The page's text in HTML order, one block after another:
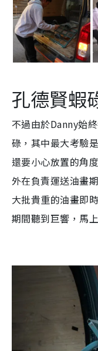
孔德賢蝦
不過由於Danny始
碌，其中最大考驗
還要小心放置的角
外在負責運送油畫
大批貴重的油畫即
期間聽到巨響，馬